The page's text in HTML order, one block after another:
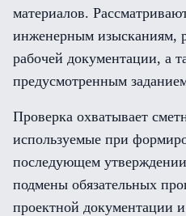
материалов.
инженерным изысканиям,
рабочей документации, а
предусмотренным
Проверка охватывает
используемые при
последующем
подмены обязательных
проектной документации